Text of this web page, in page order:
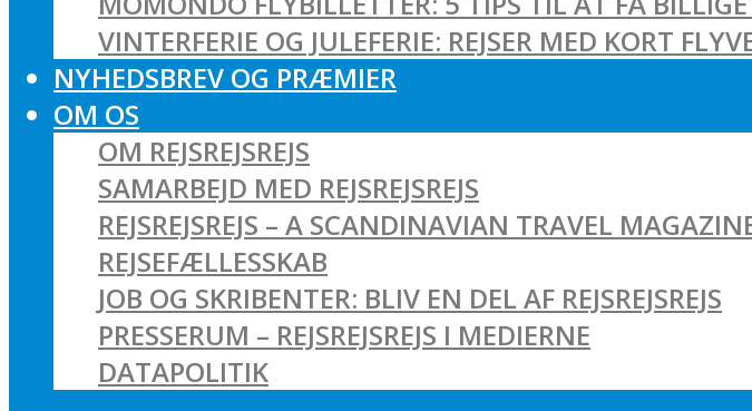
VINTERFERIE OG JULEFERIE: REJSER MED KORT
NYHEDSBREV OG PRÆMIER
OM OS
OM REJSREJSREJS
SAMARBEJD MED REJSREJSREJS
REJSREJSREJS – A SCANDINAVIAN TRAVEL
REJSEFÆLLESSKAB
JOB OG SKRIBENTER: BLIV EN DEL AF REJSREJSREJS
PRESSERUM – REJSREJSREJS I MEDIERNE
DATAPOLITIK